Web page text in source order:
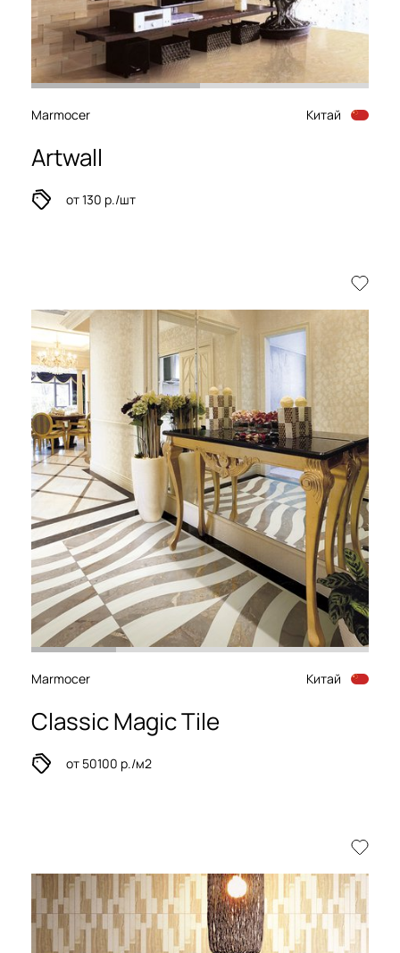
Marmocer Китай
Artwall
от 130 р./шт
Marmocer Китай
Classic Magic Tile
от 50100 р./м2